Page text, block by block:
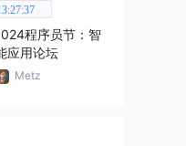
程序员节：智
应用论坛
Metz